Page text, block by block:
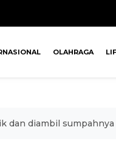
OLAHRAGA
dan diambil sumpahnya